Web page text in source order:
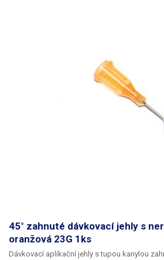
45° zahnuté dávkovací jehly s
oranžová 23G 1ks
Dávkovací aplikační jehly s tupou kanylou